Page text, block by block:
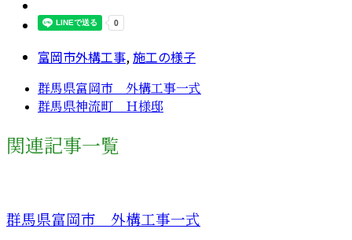
富岡市外構工事,施工の様子
群馬県富岡市 外構工事一式
群馬県神流町 Ｈ様邸
関連記事一覧
群馬県富岡市 外構工事一式